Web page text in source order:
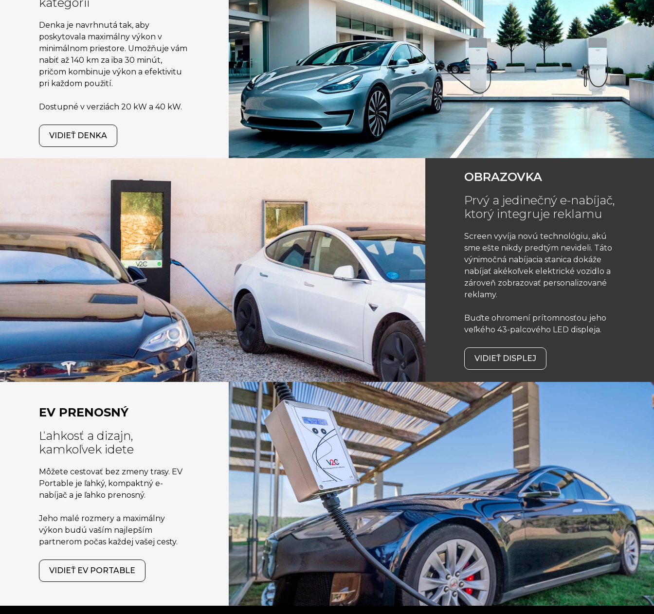
Denka je navrhnutá tak, aby
poskytovala maximálny výkon v
minimálnom priestore. Umožňuje vám
nabiť až 140 km za iba 30 minút,
pričom kombinuje výkon a efektivitu
pri každom použití.
Dostupné v verziách 20 kW a 40 kW.
VIDIEŤ DENKA
OBRAZOVKA
Prvý a jedinečný e-nabíjač,
ktorý integruje reklamu
Screen vyvíja novú technológiu, akú
sme ešte nikdy predtým nevideli. Táto
výnimočná nabíjacia stanica dokáže
nabíjať akékoľvek elektrické vozidlo a
zároveň zobrazovať personalizované
reklamy.
Buďte ohromení prítomnosťou jeho
veľkého 43-palcového LED displeja.
VIDIEŤ DISPLEJ
EV PRENOSNÝ
Ľahkosť a dizajn,
kamkoľvek idete
Môžete cestovať bez zmeny trasy. EV
Portable je ľahký, kompaktný e-
nabíjač a je ľahko prenosný.
Jeho malé rozmery a maximálny
výkon budú vaším najlepším
partnerom počas každej vašej cesty.
VIDIEŤ EV PORTABLE